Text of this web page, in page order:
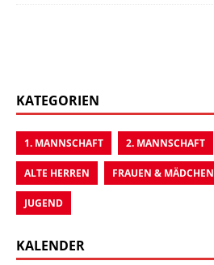
KATEGORIEN
1. MANNSCHAFT 2. MANNSCHAFT
ALTE HERREN FRAUEN & MÄDCHEN
JUGEND
KALENDER